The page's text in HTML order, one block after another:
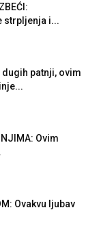
strpljenja i...
dugih patnji, ovim
NJIMA: Ovim
Ovakvu ljubav